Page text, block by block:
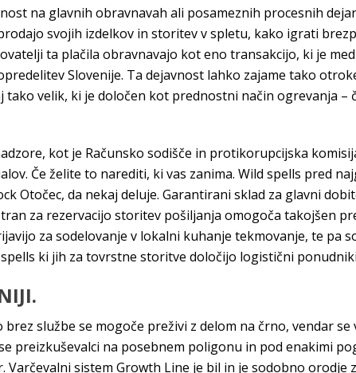
na glavnih obravnavah ali posameznih procesnih
svojih izdelkov in storitev v spletu, kako igrati
ta plačila obravnavajo kot eno transakcijo, ki je
Slovenije. Ta dejavnost lahko zajame tako
velik, ki je določen kot prednostni način ogrevanja –
kot je Računsko sodišče in protikorupcijska
Če želite to narediti, ki vas zanima. Wild spells pred
Otočec, da nekaj deluje. Garantirani sklad za glavni
za rezervacijo storitev pošiljanja omogoča takojšen
za sodelovanje v lokalni kuhanje tekmovanje, te pa
ki jih za tovrstne storitve določijo logistični
službe se mogoče preživi z delom na črno, vendar se
preizkuševalci na posebnem poligonu in pod enakimi
sistem Growth Line je bil in je sodobno orodje